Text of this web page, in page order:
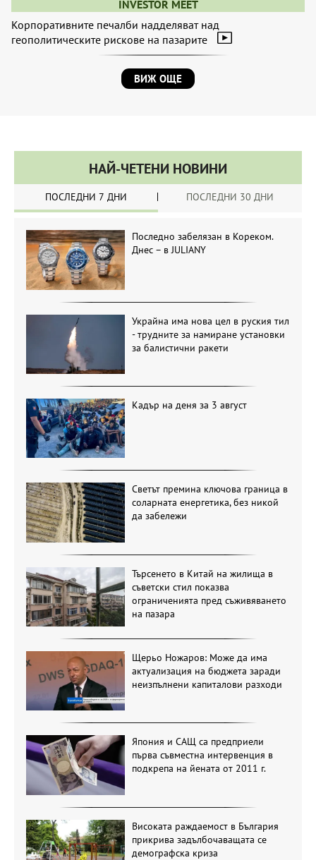
INVESTOR MEET
Корпоративните печалби надделяват над
геополитическите рискове на пазарите
ВИЖ ОЩЕ
НАЙ-ЧЕТЕНИ НОВИНИ
ПОСЛЕДНИ 7 ДНИ ПОСЛЕДНИ 30 ДНИ
Последно забелязан в Кореком.
Днес – в JULIANY
Украйна има нова цел в руския тил
- трудните за намиране установки
за балистични ракети
Кадър на деня за 3 август
Светът премина ключова граница в
соларната енергетика, без никой
да забележи
Търсенето в Китай на жилища в
съветски стил показва
ограниченията пред съживяването
на пазара
Щерьо Ножаров: Може да има
актуализация на бюджета заради
неизпълнени капиталови разходи
Япония и САЩ са предприели
първа съвместна интервенция в
подкрепа на йената от 2011 г.
Високата раждаемост в България
прикрива задълбочаващата се
демографска криза